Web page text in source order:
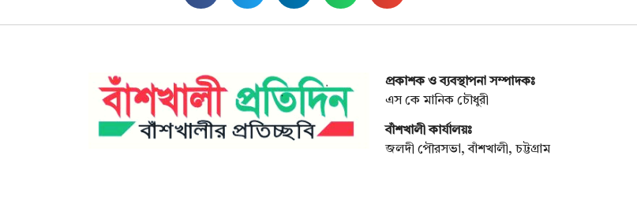
প্রকাশক ও ব্যবস্থাপনা সম্পাদকঃ
এস কে মানিক চৌধুরী
বাঁশখালী কার্যালয়ঃ
জলদী পৌরসভা, বাঁশখালী, চট্টগ্রাম